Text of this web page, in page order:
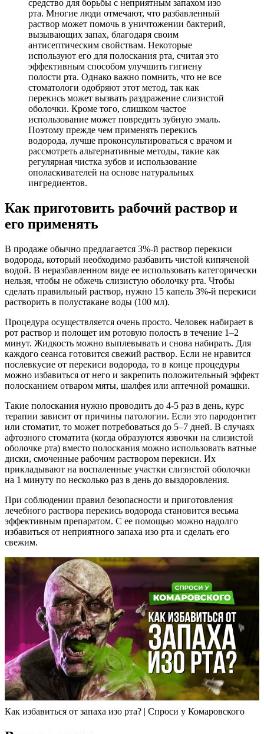
средство для борьбы с неприятным запахом изо
рта. Многие люди отмечают, что разбавленный
раствор может помочь в уничтожении бактерий,
вызывающих запах, благодаря своим
антисептическим свойствам. Некоторые
используют его для полоскания рта, считая это
эффективным способом улучшить гигиену
полости рта. Однако важно помнить, что не все
стоматологи одобряют этот метод, так как
перекись может вызвать раздражение слизистой
оболочки. Кроме того, слишком частое
использование может повредить зубную эмаль.
Поэтому прежде чем применять перекись
водорода, лучше проконсультироваться с врачом и
рассмотреть альтернативные методы, такие как
регулярная чистка зубов и использование
ополаскивателей на основе натуральных
ингредиентов.
Как приготовить рабочий раствор и
его применять
В продаже обычно предлагается 3%-й раствор перекиси
водорода, который необходимо разбавить чистой кипяченой
водой. В неразбавленном виде ее использовать категорически
нельзя, чтобы не обжечь слизистую оболочку рта. Чтобы
сделать правильный раствор, нужно 15 капель 3%-й перекиси
растворить в полустакане воды (100 мл).
Процедура осуществляется очень просто. Человек набирает в
рот раствор и полощет им ротовую полость в течение 1–2
минут. Жидкость можно выплевывать и снова набирать. Для
каждого сеанса готовится свежий раствор. Если не нравится
послевкусие от перекиси водорода, то в конце процедуры
можно избавиться от него и закрепить положительный эффект
полосканием отваром мяты, шалфея или аптечной ромашки.
Такие полоскания нужно проводить до 4-5 раз в день, курс
терапии зависит от причины патологии. Если это пародонтит
или стоматит, то может потребоваться до 5–7 дней. В случаях
афтозного стоматита (когда образуются язвочки на слизистой
оболочке рта) вместо полоскания можно использовать ватные
диски, смоченные рабочим раствором перекиси. Их
прикладывают на воспаленные участки слизистой оболочки
на 1 минуту по несколько раз в день до выздоровления.
При соблюдении правил безопасности и приготовления
лечебного раствора перекись водорода становится весьма
эффективным препаратом. С ее помощью можно надолго
избавиться от неприятного запаха изо рта и сделать его
свежим.
Как избавиться от запаха изо рта? | Спроси у Комаровского